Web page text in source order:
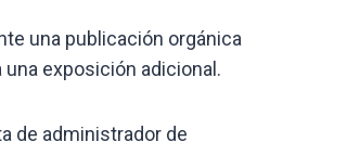
una publicación orgánica
exposición adicional.
de administrador de